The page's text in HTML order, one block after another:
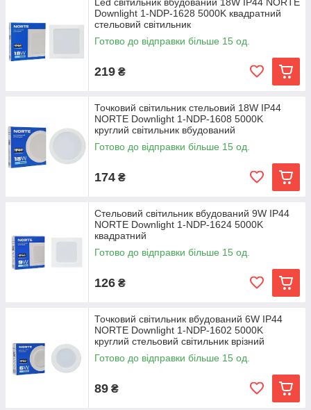
Downlight 1-NDP-1628 5000K квадратний
стельовий світильник
Готово до відправки більше 15 од.
219 ₴
Точковий світильник стельовий 18W ІР44
NORTE Downlight 1-NDP-1608 5000K
круглий світильник вбудований
Готово до відправки більше 15 од.
174 ₴
Стельовий світильник вбудований 9W ІР44
NORTE Downlight 1-NDP-1624 5000K
квадратний
Готово до відправки більше 15 од.
126 ₴
Точковий світильник вбудований 6W ІР44
NORTE Downlight 1-NDP-1602 5000K
круглий стельовий світильник врізний
Готово до відправки більше 15 од.
89 ₴